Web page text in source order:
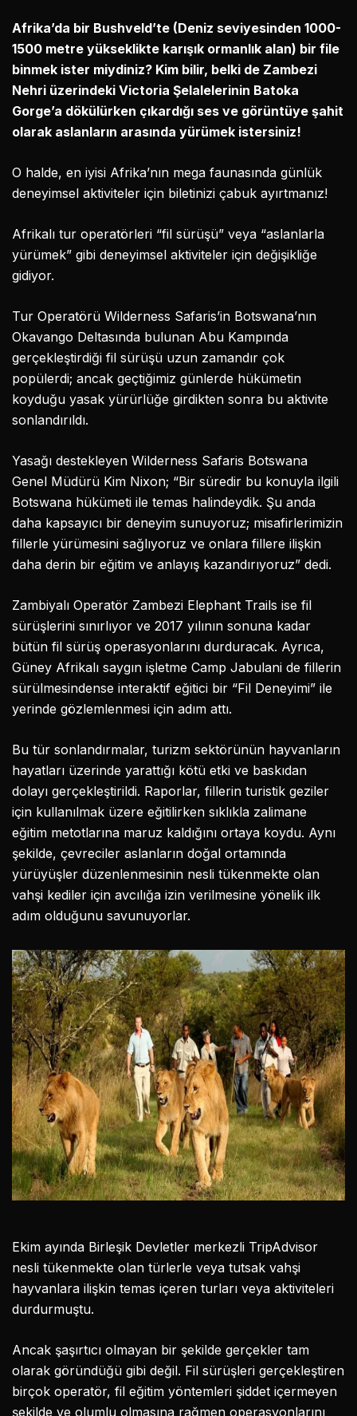
Afrika’da bir Bushveld’te (Deniz seviyesinden 1000-
1500 metre yükseklikte karışık ormanlık alan) bir file
binmek ister miydiniz? Kim bilir, belki de Zambezi
Nehri üzerindeki Victoria Şelalelerinin Batoka
Gorge’a dökülürken çıkardığı ses ve görüntüye şahit
olarak aslanların arasında yürümek istersiniz!
O halde, en iyisi Afrika’nın mega faunasında günlük
deneyimsel aktiviteler için biletinizi çabuk ayırtmanız!
Afrikalı tur operatörleri “fil sürüşü” veya “aslanlarla
yürümek” gibi deneyimsel aktiviteler için değişikliğe
gidiyor.
Tur Operatörü Wilderness Safaris’in Botswana’nın
Okavango Deltasında bulunan Abu Kampında
gerçekleştirdiği fil sürüşü uzun zamandır çok
popülerdi; ancak geçtiğimiz günlerde hükümetin
koyduğu yasak yürürlüğe girdikten sonra bu aktivite
sonlandırıldı.
Yasağı destekleyen Wilderness Safaris Botswana
Genel Müdürü Kim Nixon; “Bir süredir bu konuyla ilgili
Botswana hükümeti ile temas halindeydik. Şu anda
daha kapsayıcı bir deneyim sunuyoruz; misafirlerimizin
fillerle yürümesini sağlıyoruz ve onlara fillere ilişkin
daha derin bir eğitim ve anlayış kazandırıyoruz” dedi.
Zambiyalı Operatör Zambezi Elephant Trails ise fil
sürüşlerini sınırlıyor ve 2017 yılının sonuna kadar
bütün fil sürüş operasyonlarını durduracak. Ayrıca,
Güney Afrikalı saygın işletme Camp Jabulani de fillerin
sürülmesindense interaktif eğitici bir “Fil Deneyimi” ile
yerinde gözlemlenmesi için adım attı.
Bu tür sonlandırmalar, turizm sektörünün hayvanların
hayatları üzerinde yarattığı kötü etki ve baskıdan
dolayı gerçekleştirildi. Raporlar, fillerin turistik geziler
için kullanılmak üzere eğitilirken sıklıkla zalimane
eğitim metotlarına maruz kaldığını ortaya koydu. Aynı
şekilde, çevreciler aslanların doğal ortamında
yürüyüşler düzenlenmesinin nesli tükenmekte olan
vahşi kediler için avcılığa izin verilmesine yönelik ilk
adım olduğunu savunuyorlar.
Ekim ayında Birleşik Devletler merkezli TripAdvisor
nesli tükenmekte olan türlerle veya tutsak vahşi
hayvanlara ilişkin temas içeren turları veya aktiviteleri
durdurmuştu.
Ancak şaşırtıcı olmayan bir şekilde gerçekler tam
olarak göründüğü gibi değil. Fil sürüşleri gerçekleştiren
birçok operatör, fil eğitim yöntemleri şiddet içermeyen
şekilde ve olumlu olmasına rağmen operasyonlarını